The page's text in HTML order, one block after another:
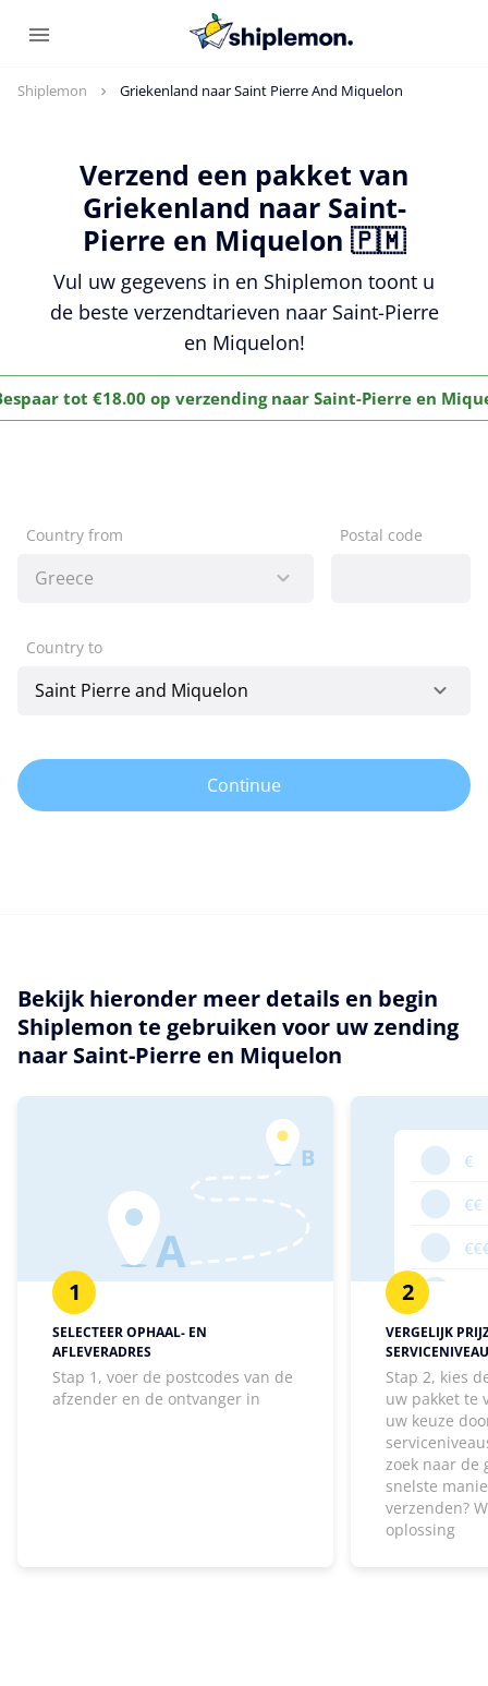
Shiplemon Griekenland naar Saint Pierre And Miquelon
Verzend een pakket van
Griekenland naar Saint-
Pierre en Miquelon 🇵🇲
Vul uw gegevens in en Shiplemon toont u
de beste verzendtarieven naar Saint-Pierre
en Miquelon!
tot €18.00 op verzending naar Saint-Pierre en
Country from Postal code
Country to
Continue
Bekijk hieronder meer details en begin
Shiplemon te gebruiken voor uw zending
naar Saint-Pierre en Miquelon
1
SELECTEER OPHAAL- EN
AFLEVERADRES
Stap 1, voer de postcodes van de
afzender en de ontvanger in
2
VERGELIJK
Stap 2, kies
uw pakket te
uw keuze
zoek naar de
snelste
verzenden?
oplossing